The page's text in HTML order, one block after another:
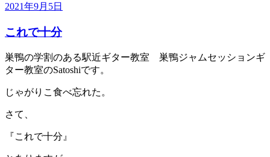
投
日:
2021年9月5日
これで十分
巣鴨の学割のある駅近ギター教室 巣鴨ジャムセッションギ
ター教室のSatoshiです。
じゃがりこ食べ忘れた。
さて、
『これで十分』